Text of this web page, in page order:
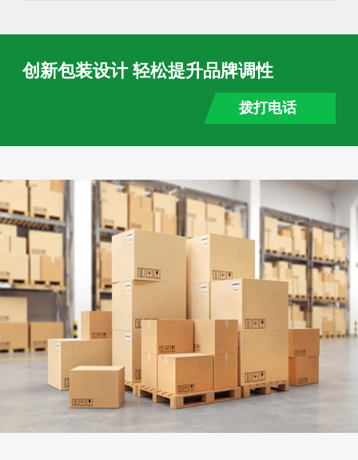
创新包装设计 轻松提升品牌调性
拨打电话